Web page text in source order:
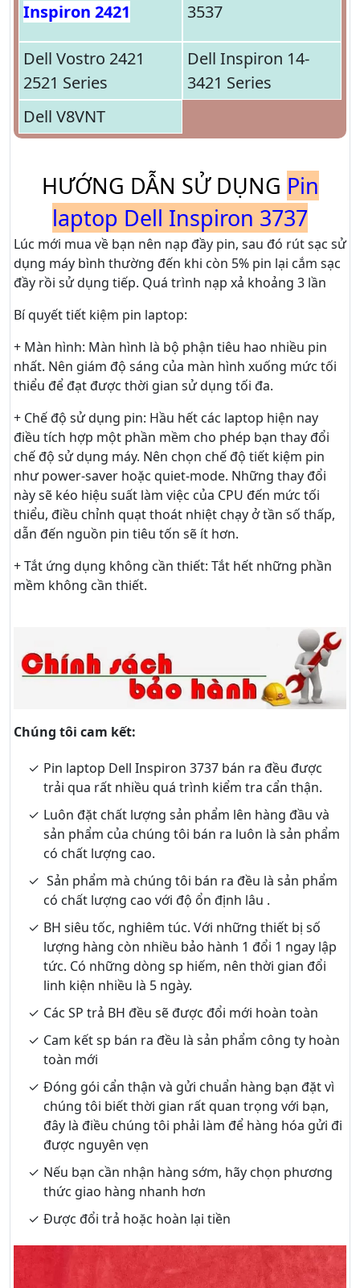
Inspiron 2421
3537
Dell Vostro 2421
2521 Series
Dell Inspiron 14-
3421 Series
Dell V8VNT
HƯỚNG DẪN SỬ DỤNG Pin
laptop Dell Inspiron 3737
Lúc mới mua về bạn nên nạp đầy pin, sau đó rút sạc sử
dụng máy bình thường đến khi còn 5% pin lại cắm sạc
đầy rồi sử dụng tiếp. Quá trình nạp xả khoảng 3 lần
Bí quyết tiết kiệm pin laptop:
+ Màn hình: Màn hình là bộ phận tiêu hao nhiều pin
nhất. Nên giám độ sáng của màn hình xuống mức tối
thiểu để đạt được thời gian sử dụng tối đa.
+ Chế độ sử dụng pin: Hầu hết các laptop hiện nay
điều tích hợp một phần mềm cho phép bạn thay đổi
chế độ sử dụng máy. Nên chọn chế độ tiết kiệm pin
như power-saver hoặc quiet-mode. Những thay đổi
này sẽ kéo hiệu suất làm việc của CPU đến mức tối
thiểu, điều chỉnh quạt thoát nhiệt chạy ở tần số thấp,
dẫn đến nguồn pin tiêu tốn sẽ ít hơn.
+ Tắt ứng dụng không cần thiết: Tắt hết những phần
mềm không cần thiết.
Chúng tôi cam kết:
Pin laptop Dell Inspiron 3737 bán ra đều được
trải qua rất nhiều quá trình kiểm tra cẩn thận.
Luôn đặt chất lượng sản phẩm lên hàng đầu và
sản phẩm của chúng tôi bán ra luôn là sản phẩm
có chất lượng cao.
Sản phẩm mà chúng tôi bán ra đều là sản phẩm
có chất lượng cao với độ ổn định lâu .
BH siêu tốc, nghiêm túc. Với những thiết bị số
lượng hàng còn nhiều bảo hành 1 đổi 1 ngay lập
tức. Có những dòng sp hiếm, nên thời gian đổi
linh kiện nhiều là 5 ngày.
Các SP trả BH đều sẽ được đổi mới hoàn toàn
Cam kết sp bán ra đều là sản phẩm công ty hoàn
toàn mới
Đóng gói cẩn thận và gửi chuẩn hàng bạn đặt vì
chúng tôi biết thời gian rất quan trọng với bạn,
đây là điều chúng tôi phải làm để hàng hóa gửi đi
được nguyên vẹn
Nếu bạn cần nhận hàng sớm, hãy chọn phương
thức giao hàng nhanh hơn
Được đổi trả hoặc hoàn lại tiền